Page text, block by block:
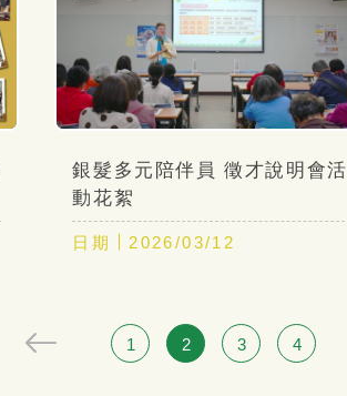
銀髮多元陪伴員 徵才說明會活
動花絮
日期 2026/03/12
1 2 3 4